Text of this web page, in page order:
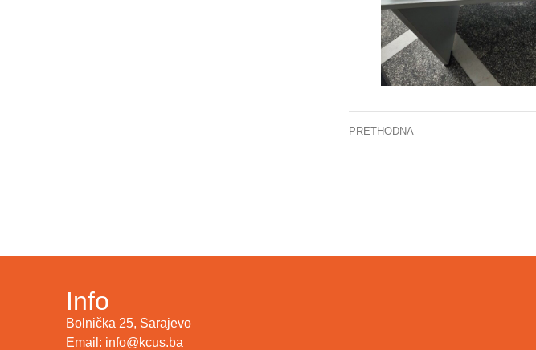
PRETHODNA
Info
Bolnička 25, Sarajevo
Email: info@kcus.ba